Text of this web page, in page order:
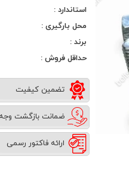
استاندارد :
محل بارگیری :
برند :
حداقل فروش :
تضمین کیفیت
ضمانت بازگشت وجه
ارائه فاکتور رسمی